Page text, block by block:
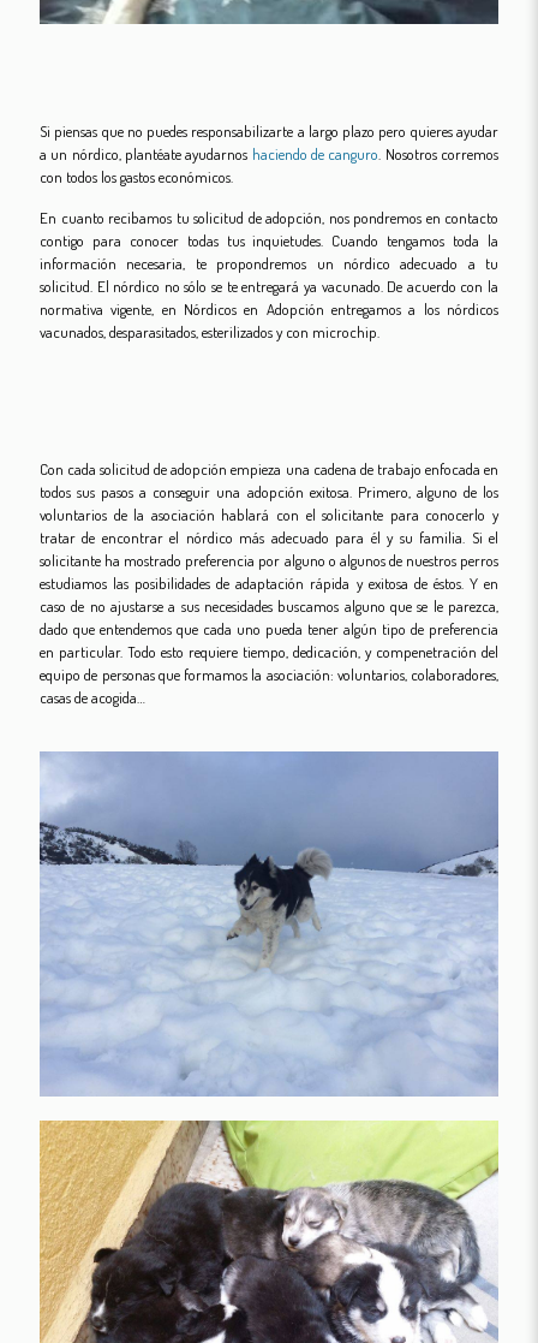
Si piensas que no puedes responsabilizarte a largo plazo pero quieres ayudar
a un nórdico, plantéate ayudarnos haciendo de canguro . Nosotros corremos
con todos los gastos económicos.
En cuanto recibamos tu solicitud de adopción, nos pondremos en contacto
contigo para conocer todas tus inquietudes. Cuando tengamos toda la
información necesaria, te propondremos un nórdico adecuado a tu
solicitud. El nórdico no sólo se te entregará ya vacunado. De acuerdo con la
normativa vigente, en Nórdicos en Adopción entregamos a los nórdicos
vacunados, desparasitados, esterilizados y con microchip.
Con cada solicitud de adopción empieza una cadena de trabajo enfocada en
todos sus pasos a conseguir una adopción exitosa. Primero, alguno de los
voluntarios de la asociación hablará con el solicitante para conocerlo y
tratar de encontrar el nórdico más adecuado para él y su familia. Si el
solicitante ha mostrado preferencia por alguno o algunos de nuestros perros
estudiamos las posibilidades de adaptación rápida y exitosa de éstos. Y en
caso de no ajustarse a sus necesidades buscamos alguno que se le parezca,
dado que entendemos que cada uno pueda tener algún tipo de preferencia
en particular. Todo esto requiere tiempo, dedicación, y compenetración del
equipo de personas que formamos la asociación: voluntarios, colaboradores,
casas de acogida…